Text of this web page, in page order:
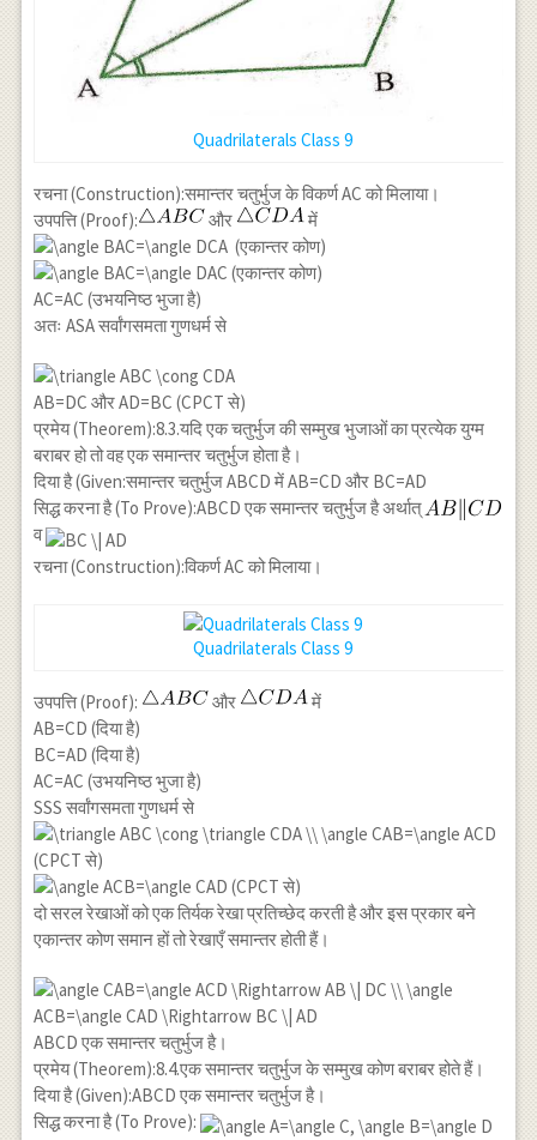
Quadrilaterals Class 9
रचना (Construction):समान्तर चतुर्भुज के विकर्ण AC को मिलाया।
उपपत्ति (Proof):
और
में
(एकान्तर कोण)
(एकान्तर कोण)
AC=AC (उभयनिष्ठ भुजा है)
अतः ASA सर्वांगसमता गुणधर्म से
AB=DC और AD=BC (CPCT से)
प्रमेय (Theorem):8.3.यदि एक चतुर्भुज की सम्मुख भुजाओं का प्रत्येक युग्म
बराबर हो तो वह एक समान्तर चतुर्भुज होता है।
दिया है (Given:समान्तर चतुर्भुज ABCD में AB=CD और BC=AD
सिद्ध करना है (To Prove):ABCD एक समान्तर चतुर्भुज है अर्थात्
व
रचना (Construction):विकर्ण AC को मिलाया।
Quadrilaterals Class 9
उपपत्ति (Proof): और
में
AB=CD (दिया है)
BC=AD (दिया है)
AC=AC (उभयनिष्ठ भुजा है)
SSS सर्वांगसमता गुणधर्म से
(CPCT से)
(CPCT से)
दो सरल रेखाओं को एक तिर्यक रेखा प्रतिच्छेद करती है और इस प्रकार बने
एकान्तर कोण समान हों तो रेखाएँ समान्तर होती हैं।
ABCD एक समान्तर चतुर्भुज है।
प्रमेय (Theorem):8.4.एक समान्तर चतुर्भुज के सम्मुख कोण बराबर होते हैं।
दिया है (Given):ABCD एक समान्तर चतुर्भुज है।
सिद्ध करना है (To Prove):